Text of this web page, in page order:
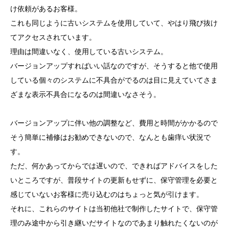
け依頼があるお客様。
これも同じように古いシステムを使用していて、やはり飛び抜け
てアクセスされています。
理由は間違いなく、使用している古いシステム。
バージョンアップすればいい話なのですが、そうすると他で使用
している個々のシステムに不具合がでるのは目に見えていてさま
ざまな表示不具合になるのは間違いなさそう。
バージョンアップに伴い他の調整など、費用と時間がかかるので
そう簡単に補修はお勧めできないので、なんとも歯痒い状況で
す。
ただ、何かあってからでは遅いので、できればアドバイスをした
いところですが、普段サイトの更新もせずに、保守管理を必要と
感じていないお客様に売り込むのはちょっと気が引けます。
それに、これらのサイトは当初他社で制作したサイトで、保守管
理のみ途中から引き継いだサイトなのであまり触れたくないのが